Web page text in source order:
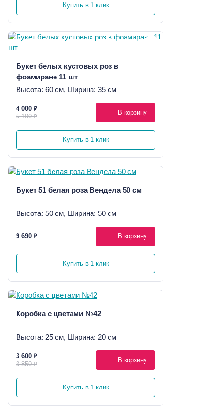
Купить в 1 клик
Букет белых кустовых роз в
фоамиране 11 шт
Высота: 60 см, Ширина: 35 см
4 000 ₽
5 100 ₽
В корзину
Купить в 1 клик
Букет 51 белая роза Вендела 50 см
Высота: 50 см, Ширина: 50 см
9 690 ₽ В корзину
Купить в 1 клик
Коробка с цветами №42
Высота: 25 см, Ширина: 20 см
3 600 ₽
3 850 ₽
В корзину
Купить в 1 клик